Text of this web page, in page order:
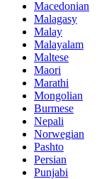
Macedonian
Malagasy
Malay
Malayalam
Maltese
Maori
Marathi
Mongolian
Burmese
Nepali
Norwegian
Pashto
Persian
Punjabi